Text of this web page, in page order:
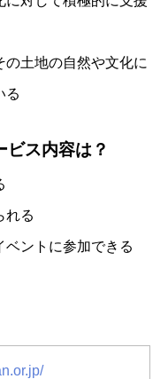
土地の自然や文化に
る
ビス内容は？
れる
ベントに参加できる